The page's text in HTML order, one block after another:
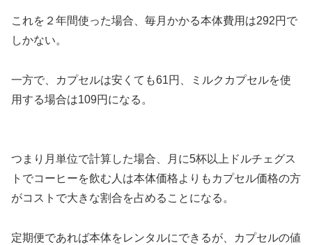
これを２年間使った場合、毎月かかる本体費用は292円で
しかない。
一方で、カプセルは安くても61円、ミルクカプセルを使
用する場合は109円になる。
つまり月単位で計算した場合、月に5杯以上ドルチェグス
トでコーヒーを飲む人は本体価格よりもカプセル価格の方
がコストで大きな割合を占めることになる。
定期便であれば本体をレンタルにできるが、カプセルの値